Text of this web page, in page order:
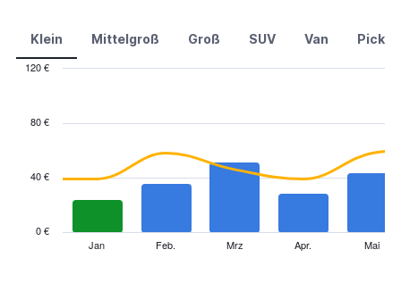
Klein Mittelgroß Groß SUV Van Pick-
has
Jan Feb. Mrz Apr. Mai
0 €
40 €
80 €
120 €